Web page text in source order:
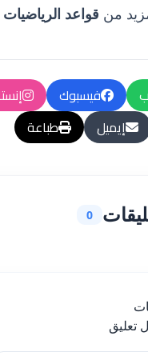
من قواعد الرياضيات
فيسبوك
إيميل
طباعة
0
تعليق